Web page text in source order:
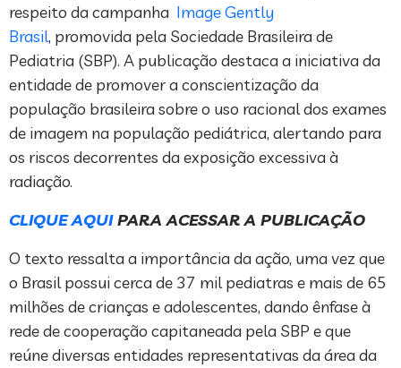
respeito da campanha Image Gently
Brasil, promovida pela Sociedade Brasileira de
Pediatria (SBP). A publicação destaca a iniciativa da
entidade de promover a conscientização da
população brasileira sobre o uso racional dos exames
de imagem na população pediátrica, alertando para
os riscos decorrentes da exposição excessiva à
radiação.
CLIQUE AQUIPARA ACESSAR A PUBLICAÇÃO
O texto ressalta a importância da ação, uma vez que
o Brasil possui cerca de 37 mil pediatras e mais de 65
milhões de crianças e adolescentes, dando ênfase à
rede de cooperação capitaneada pela SBP e que
reúne diversas entidades representativas da área da